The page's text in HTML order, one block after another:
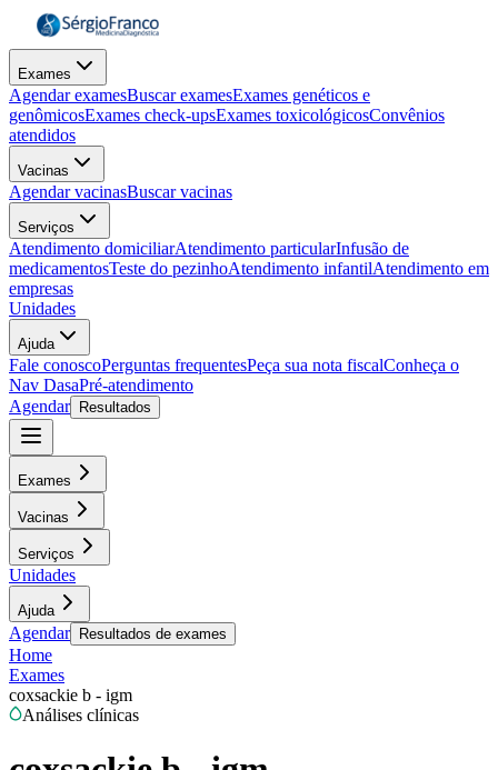
Exames
Agendar examesBuscar examesExames genéticos e
genômicosExames check-upsExames toxicológicosConvênios
atendidos
Vacinas
Agendar vacinasBuscar vacinas
Serviços
Atendimento domiciliarAtendimento particularInfusão de
medicamentosTeste do pezinhoAtendimento infantilAtendimento em
empresas
Unidades
Ajuda
Fale conoscoPerguntas frequentesPeça sua nota fiscalConheça o
Nav DasaPré-atendimento
Agendar
Resultados
Exames
Vacinas
Serviços
Unidades
Ajuda
Agendar Resultados de exames
Home
Exames
coxsackie b - igm
Análises clínicas